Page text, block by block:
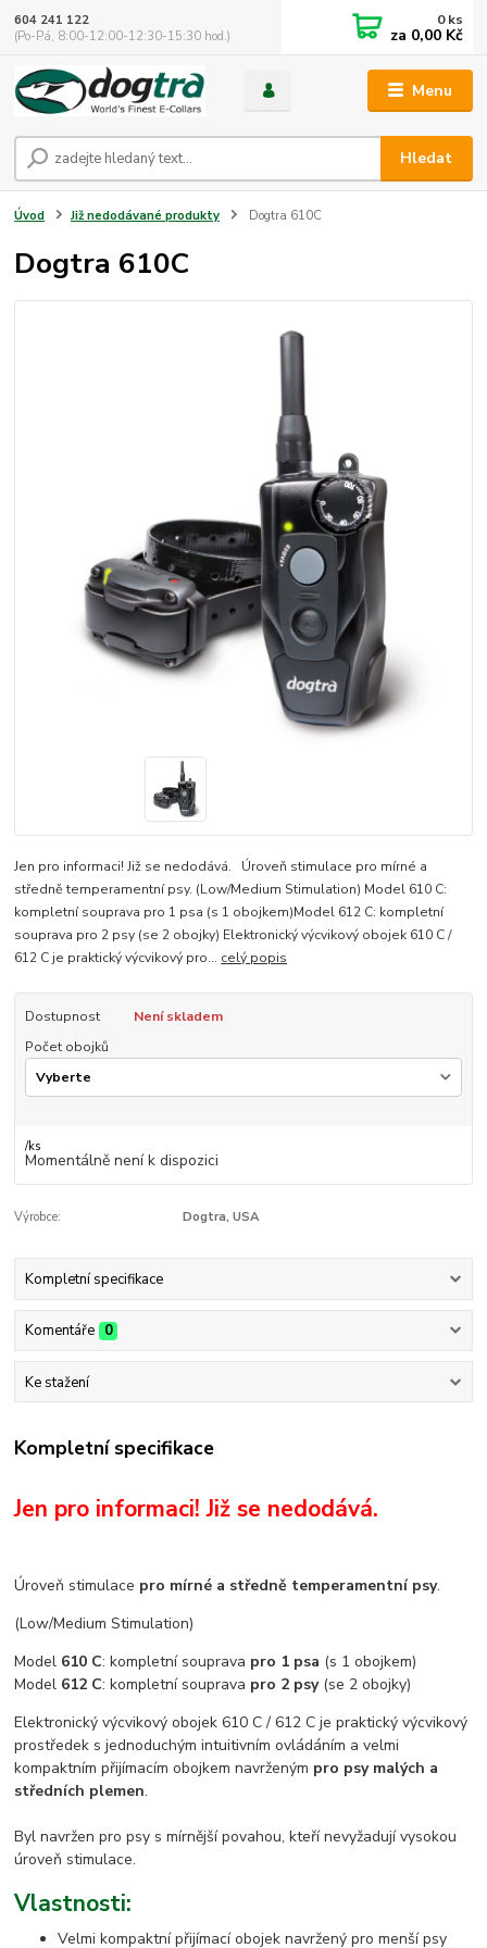
Menu
Hledat
604 241 122
(Po-Pá, 8:00-12:00-12:30-15:30 hod.)
0ks
za 0,00 Kč
Úvod Již nedodávané produkty Dogtra 610C
Dogtra 610C
Jen pro informaci! Již se nedodává. Úroveň stimulace pro mírné a
středně temperamentní psy. (Low/Medium Stimulation) Model 610 C:
kompletní souprava pro 1 psa (s 1 obojkem)Model 612 C: kompletní
souprava pro 2 psy (se 2 obojky) Elektronický výcvikový obojek 610 C /
612 C je praktický výcvikový pro... celý popis
Dostupnost
Není skladem
Počet obojků
/ks
Momentálně není k dispozici
Výrobce: Dogtra, USA
Kompletní specifikace
Komentáře 0
Ke stažení
Kompletní specifikace
Jen pro informaci! Již se nedodává.
Úroveň stimulace pro mírné a středně temperamentní psy.
(Low/Medium Stimulation)
Model 610 C: kompletní souprava pro 1 psa (s 1 obojkem)
Model 612 C: kompletní souprava pro 2 psy(se 2 obojky)
Elektronický výcvikový obojek 610 C / 612 C je praktický výcvikový
prostředek s jednoduchým intuitivním ovládáním a velmi
kompaktním přijímacím obojkem navrženým pro psy malých a
středních plemen.
Byl navržen pro psy s mírnější povahou, kteří nevyžadují vysokou
úroveň stimulace.
Vlastnosti:
Velmi kompaktní přijímací obojek navržený pro menší psy